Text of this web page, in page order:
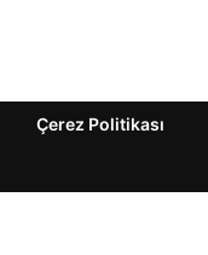
Çerez Politikası